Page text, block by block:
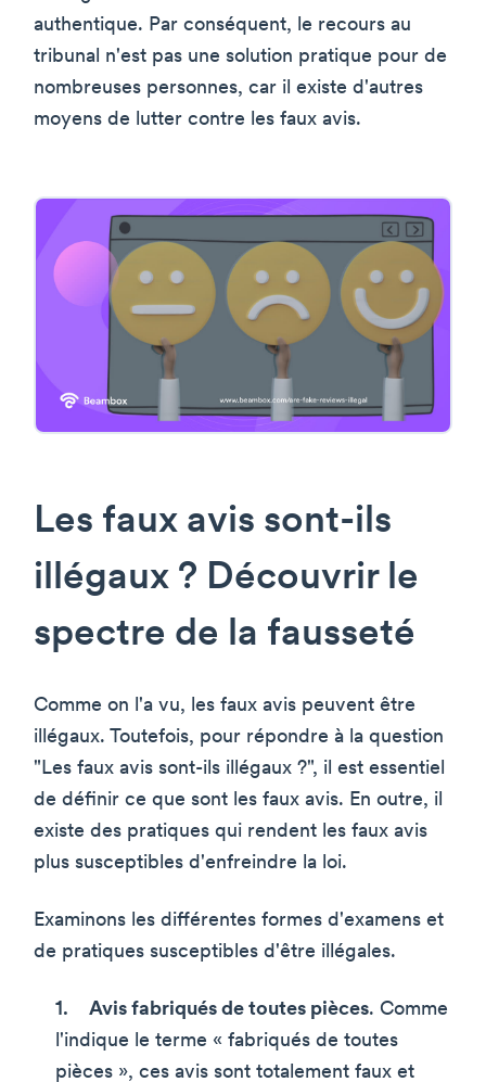
authentique. Par conséquent, le recours au
tribunal n'est pas une solution pratique pour de
nombreuses personnes, car il existe d'autres
moyens de lutter contre les faux avis.
Les faux avis sont-ils
illégaux ? Découvrir le
spectre de la fausseté
Comme on l'a vu, les faux avis peuvent être
illégaux. Toutefois, pour répondre à la question
"Les faux avis sont-ils illégaux ?", il est essentiel
de définir ce que sont les faux avis. En outre, il
existe des pratiques qui rendent les faux avis
plus susceptibles d'enfreindre la loi.
Examinons les différentes formes d'examens et
de pratiques susceptibles d'être illégales.
Avis fabriqués de toutes pièces. Comme
l'indique le terme « fabriqués de toutes
pièces », ces avis sont totalement faux et